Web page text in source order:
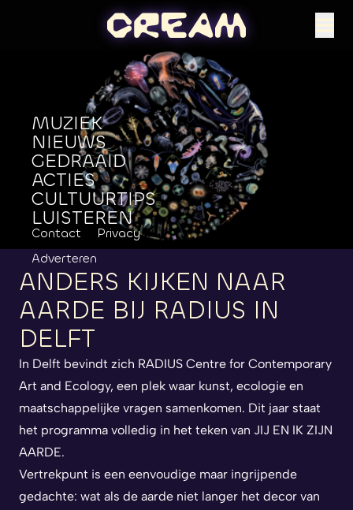
MUZIEK
NIEUWS
GEDRAAID
ACTIES
CULTUURTIPS
LUISTEREN
Contact
Privacy
Adverteren
ANDERS KIJKEN NAAR
AARDE BIJ RADIUS IN
DELFT
In Delft bevindt zich RADIUS Centre for Contemporary
Art and Ecology, een plek waar kunst, ecologie en
maatschappelijke vragen samenkomen. Dit jaar staat
het programma volledig in het teken van JIJ EN IK ZIJN
AARDE.
Vertrekpunt is een eenvoudige maar ingrijpende
gedachte: wat als de aarde niet langer het decor van